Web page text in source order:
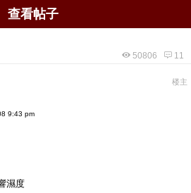
50806 11
楼主
9:43 pm
濕度
查看帖子